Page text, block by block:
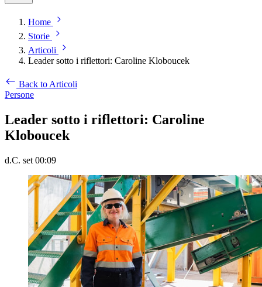
Home
Storie
Articoli
Leader sotto i riflettori: Caroline Kloboucek
Back to Articoli
Persone
Leader sotto i riflettori: Caroline
Kloboucek
d.C. set 00:09